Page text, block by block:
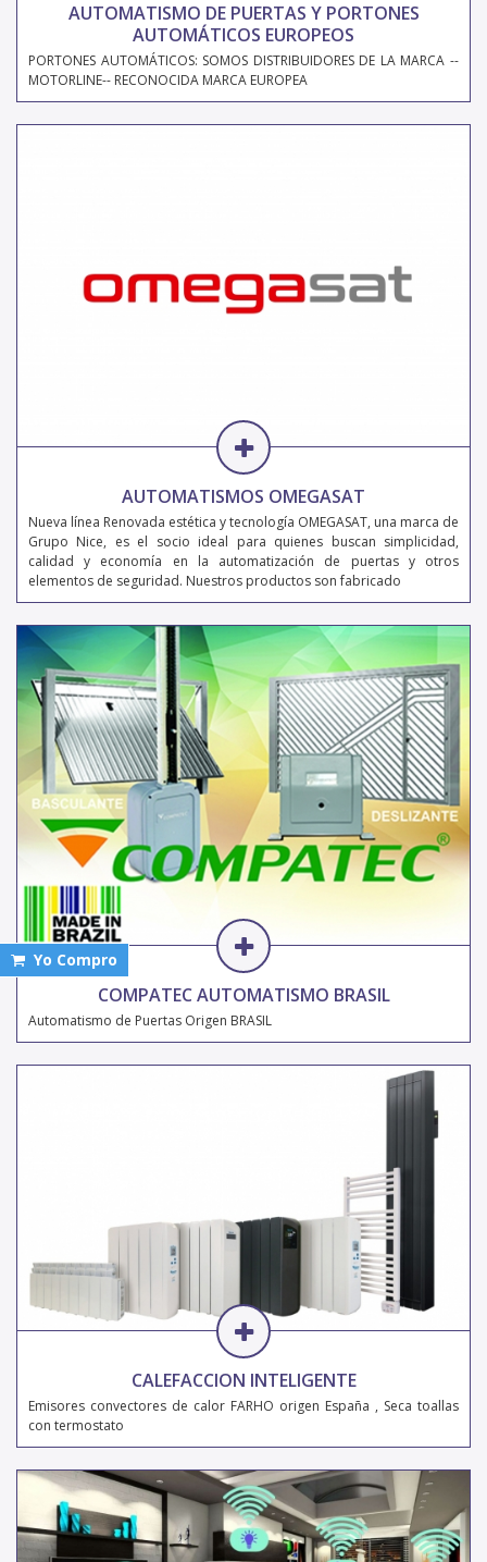
Yo Compro
AUTOMATISMO DE PUERTAS Y PORTONES
AUTOMÁTICOS EUROPEOS
PORTONES AUTOMÁTICOS: SOMOS DISTRIBUIDORES DE LA MARCA --
MOTORLINE-- RECONOCIDA MARCA EUROPEA
AUTOMATISMOS OMEGASAT
Nueva línea Renovada estética y tecnología OMEGASAT, una marca de
Grupo Nice, es el socio ideal para quienes buscan simplicidad,
calidad y economía en la automatización de puertas y otros
elementos de seguridad. Nuestros productos son fabricado
COMPATEC AUTOMATISMO BRASIL
Automatismo de Puertas Origen BRASIL
CALEFACCION INTELIGENTE
Emisores convectores de calor FARHO origen España , Seca toallas
con termostato